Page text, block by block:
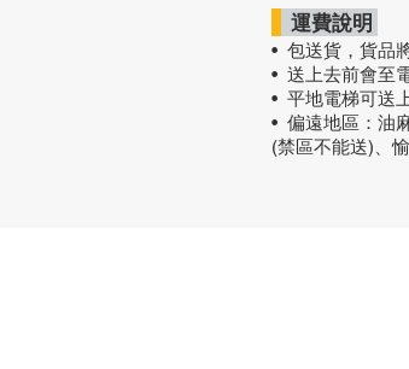
運費說明
• 包送貨 ， 貨品
• 送上去前會至
• 平地電梯可送
• 偏遠地區：油
(禁區不能送)、